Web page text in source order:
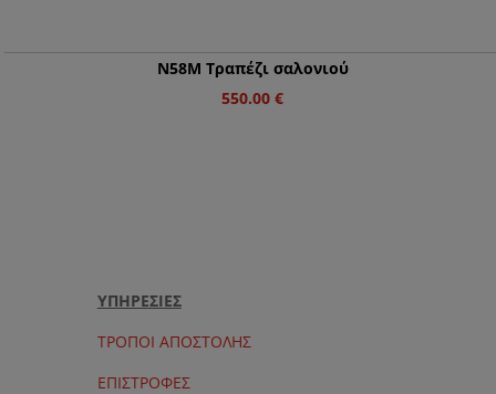
Ν58M Τραπέζι σαλονιού
550.00€
ΥΠΗΡΕΣΙΕΣ
ΤΡΟΠΟΙ ΑΠΟΣΤΟΛΗΣ
ΕΠΙΣΤΡΟΦΕΣ